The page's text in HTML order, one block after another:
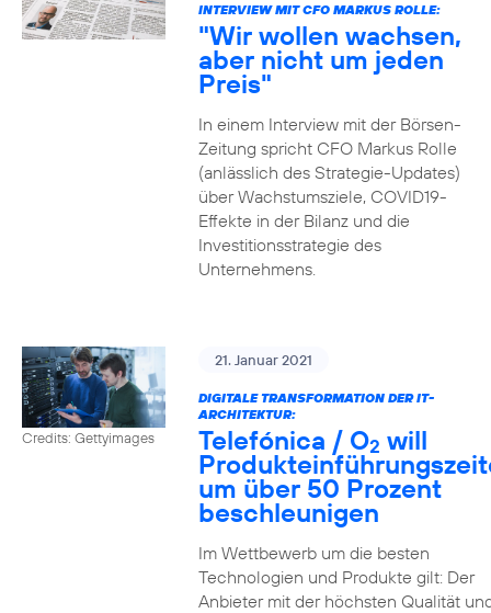
INTERVIEW MIT CFO MARKUS ROLLE:
"Wir wollen wachsen,
aber nicht um jeden
Preis"
In einem Interview mit der Börsen-
Zeitung spricht CFO Markus Rolle
(anlässlich des Strategie-Updates)
über Wachstumsziele, COVID19-
Effekte in der Bilanz und die
Investitionsstrategie des
Unternehmens.
Credits: Gettyimages
21. Januar 2021
DIGITALE TRANSFORMATION DER IT-
ARCHITEKTUR:
Telefónica / O2 will
um über 50 Prozent
beschleunigen
Im Wettbewerb um die besten
Technologien und Produkte gilt: Der
Anbieter mit der höchsten Qualität